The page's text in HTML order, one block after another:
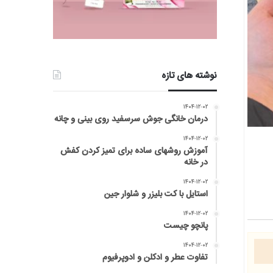
نوشته های تازه
۱۴۰۴-۱۲-۰۲
درمان خانگی جوش سرسفید روی بینی و چانه
۱۴۰۴-۱۲-۰۲
آموزش روشهای ساده برای تمیز کردن کفش
در خانه
۱۴۰۴-۱۲-۰۲
استایل با کت بلیزر و شلوار جین
۱۴۰۴-۱۲-۰۲
پانچو چیست
۱۴۰۴-۱۲-۰۲
تفاوت عطر و ادکلن و ادوپرفیوم